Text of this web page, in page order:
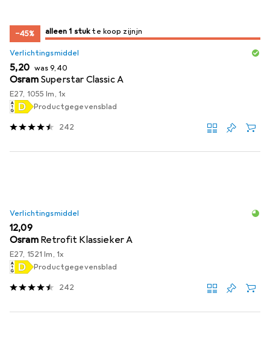
−45% slechts 1 item te koop zijn
alleen 1 stuk te koop zijn
Verlichtingsmiddel
EUR
5,20 wasEUR
9,40
Osram Superstar Classic A
E27, 1055 lm, 1x
Productgegevensblad
242
Verlichtingsmiddel
EUR
12,09
Osram Retrofit Klassieker A
E27, 1521 lm, 1x
Productgegevensblad
242